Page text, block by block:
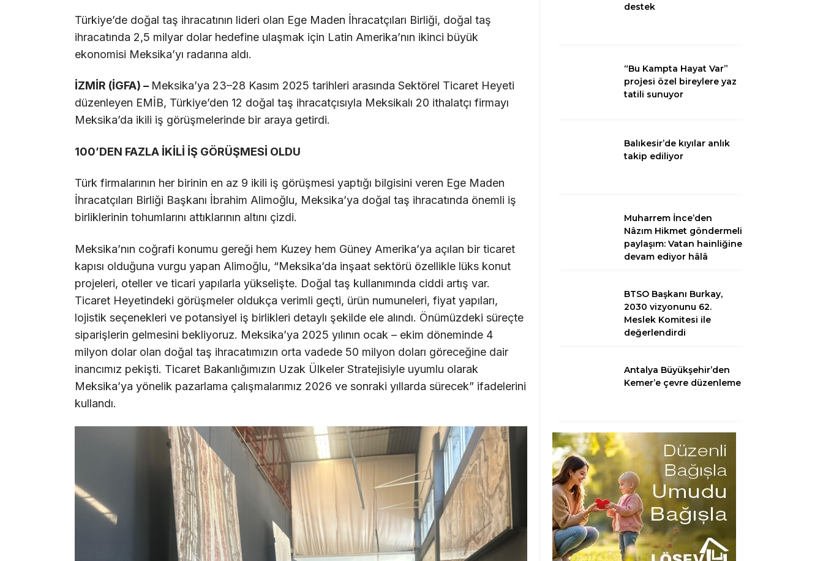
Telegram
Türkiye’de doğal taş ihracatının lideri olan Ege Maden İhracatçıları Birliği, doğal taş
ihracatında 2,5 milyar dolar hedefine ulaşmak için Latin Amerika’nın ikinci büyük
ekonomisi Meksika’yı radarına aldı.
İZMİR (İGFA) – Meksika’ya 23–28 Kasım 2025 tarihleri arasında Sektörel Ticaret Heyeti
düzenleyen EMİB, Türkiye’den 12 doğal taş ihracatçısıyla Meksikalı 20 ithalatçı firmayı
Meksika’da ikili iş görüşmelerinde bir araya getirdi.
100’DEN FAZLA İKİLİ İŞ GÖRÜŞMESİ OLDU
Türk firmalarının her birinin en az 9 ikili iş görüşmesi yaptığı bilgisini veren Ege Maden
İhracatçıları Birliği Başkanı İbrahim Alimoğlu, Meksika’ya doğal taş ihracatında önemli iş
birliklerinin tohumlarını attıklarının altını çizdi.
Meksika’nın coğrafi konumu gereği hem Kuzey hem Güney Amerika’ya açılan bir ticaret
kapısı olduğuna vurgu yapan Alimoğlu, “Meksika’da inşaat sektörü özellikle lüks konut
projeleri, oteller ve ticari yapılarla yükselişte. Doğal taş kullanımında ciddi artış var.
Ticaret Heyetindeki görüşmeler oldukça verimli geçti, ürün numuneleri, fiyat yapıları,
lojistik seçenekleri ve potansiyel iş birlikleri detaylı şekilde ele alındı. Önümüzdeki süreçte
siparişlerin gelmesini bekliyoruz. Meksika’ya 2025 yılının ocak – ekim döneminde 4
milyon dolar olan doğal taş ihracatımızın orta vadede 50 milyon doları göreceğine dair
inancımız pekişti. Ticaret Bakanlığımızın Uzak Ülkeler Stratejisiyle uyumlu olarak
Meksika’ya yönelik pazarlama çalışmalarımız 2026 ve sonraki yıllarda sürecek” ifadelerini
kullandı.
destek
“Bu Kampta Hayat Var”
projesi özel bireylere yaz
tatili sunuyor
Balıkesir’de kıyılar anlık
takip ediliyor
Muharrem İnce’den
Nâzım Hikmet göndermeli
paylaşım: Vatan hainliğine
devam ediyor hâlâ
BTSO Başkanı Burkay,
2030 vizyonunu 62.
Meslek Komitesi ile
değerlendirdi
Antalya Büyükşehir’den
Kemer’e çevre düzenleme